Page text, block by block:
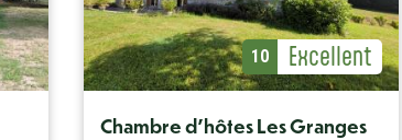
Avis (note)
10 Avis Label
Excellent
Chambre d'hôtes Les Granges
Capacité maximum
4
Avis (note)
10 Avis Label
Excellent